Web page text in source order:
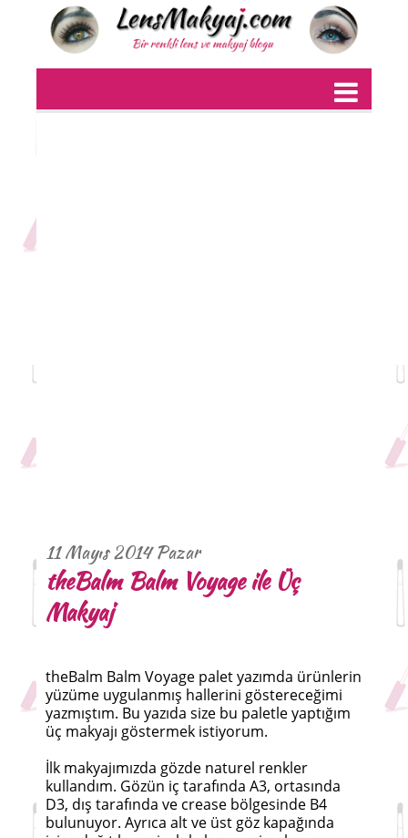
11 Mayıs 2014 Pazar
theBalm Balm Voyage ile Üç
Makyaj
theBalm Balm Voyage palet yazımda ürünlerin
yüzüme uygulanmış hallerini göstereceğimi
yazmıştım. Bu yazıda size bu paletle yaptığım
üç makyajı göstermek istiyorum.
İlk makyajımızda gözde naturel renkler
kullandım. Gözün iç tarafında A3, ortasında
D3, dış tarafında ve crease bölgesinde B4
bulunuyor. Ayrıca alt ve üst göz kapağında